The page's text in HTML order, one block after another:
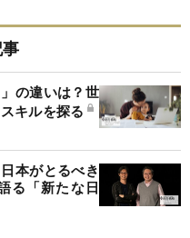
の違いは？世
キルを探る
本がとるべき
る「新たな日